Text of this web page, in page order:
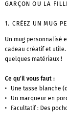
GARÇON OU LA
1. CRÉEZ UN MUG
Un mug personnalisé
cadeau créatif et utile.
quelques matériaux !
Ce qu'il vous faut :
Une tasse blanche
Un marqueur en
Facultatif : Des